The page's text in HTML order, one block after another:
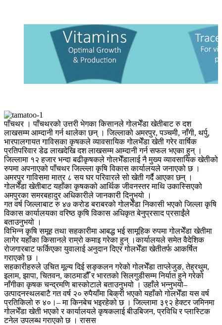
पाँचथर । पाँचथरको उत्तरी भेगका किसानले गोलभेँडा खेतीबाट रु दश
लाखसम्म आम्दानी गर्न थालेका छन् । जिल्लाको अमरपुर, पञ्चमी, नाँगी, थर्पु,
भारपालगायत गाविसका कृषकले व्यावसायिक गोलभेँडा खेती गरेर वार्षिक
प्रतिपरिवार डेढ लाखदेखि दश लाखसम्म आम्दानी गर्न सफल भएका हुन् ।
जिल्लामा १२ हजार भन्दा बढीकृषकले गोलभेँडालाई नै मुख्य व्यावसायिक खेतीको
रुपमा अपनाएको पाँचथर जिल्ल्ला कृषि विकास कार्यालयले जनाएको छ ।
अमरपुर गाविसमा मात्र ८ सय घर परिवारले सो खेती गर्दै आएका छन् ।
गोलभेँडा खेतीबाट यहाँका कृषकको आर्थिक जीवनस्तर माथि उकास्सिएको
अमपुरका समरबहादुर अधिकारीले जानकारी दिनुभयो ।
गत वर्ष जिल्लाबाट रु ४७ करोड बराबरको गोलभेँडा निकासी भएको जिल्ला कृषि
विकास कार्यालयका वरिष्ठ कृषि विकास अधिकृत बेनुप्रसाद प्रसाईंले
बताउनुभयो ।
विभिन्न कृषि समूह तथा सहकारीमा आबद्ध भई सामूहिक रुपमा गोलभेँडा खेतीमा
लागेर यहाँका किसानले राम्रो कमाइ गरेका हुन् ।कार्यालयले समेत वैदेशिक
रोजगारबाट फर्किएका युवालाई अनुदान दिएर गोलभेँडा खेतीतर्फ आकर्षित
गराएको छ ।
सहकारीहरुले उचित मूल्य दिई सङ्कलन गरेको गोलभेँडा ताप्लेजुङ, तेह्रथुम,
इलाम, झापा, चितवन, काठमाडौँ र भारतको सिलगुडीसम्म निर्यात हुने गरेको
नाँगीका कृषक चन्द्रमणि बास्कोटाले बताउनुभयो । उहाँले भन्नुभयो–
उत्पादनस्थलबाटै गत वर्ष २० रुपैयाँमा बिक्री भएको यहाँको गोलभेँडा यस वर्ष
प्रतिकिलो रु ४०।– मा किनबेच भइरहेको छ । जिल्लामा ३९२ हेक्टर जमिनमा
गोलभेँडा खेती भएको र कार्यालयले कृषकलाई बीउबिजन, प्रविधि र प्लास्टिक
टनेल उपलब्ध गराएको छ । रासस